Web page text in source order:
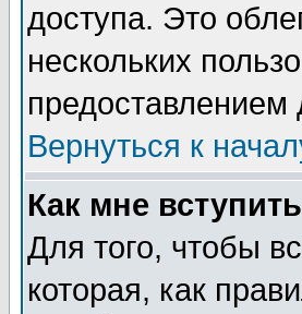
доступа. Это
нескольких
Вернуться к
Как мне
Для того, чтобы
которая, как